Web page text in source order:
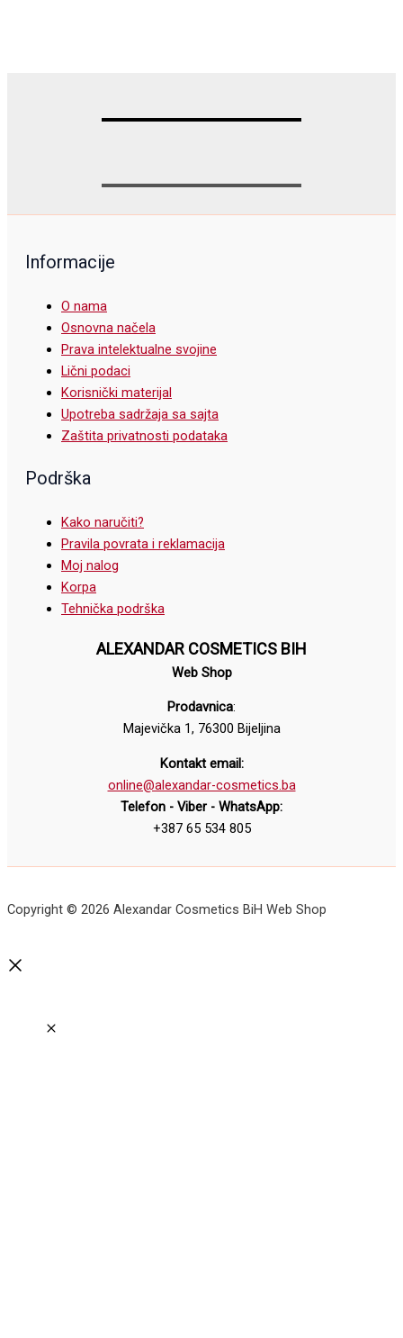
Informacije
O nama
Osnovna načela
Prava intelektualne svojine
Lični podaci
Korisnički materijal
Upotreba sadržaja sa sajta
Zaštita privatnosti podataka
Podrška
Kako naručiti?
Pravila povrata i reklamacija
Moj nalog
Korpa
Tehnička podrška
ALEXANDAR COSMETICS BIH
Web Shop
Prodavnica:
Majevička 1, 76300 Bijeljina
Kontakt email:
online@alexandar-cosmetics.ba
Telefon - Viber - WhatsApp:
+387 65 534 805
Copyright © 2026 Alexandar Cosmetics BiH Web Shop